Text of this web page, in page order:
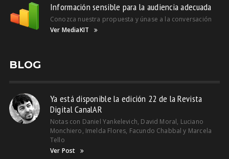
Información sensible para la audiencia adecuada
Conozca nuestra propuesta y únase a la conversación
Ver MediaKIT
BLOG
Ya está disponible la edición 22 de la Revista
Digital CanalAR
Notas con Daniel Yankelevich, David Moral, Luciano
Monchiero, Imelda Flores, Facundo Chabbal y Marcela
Tello
Ver Post